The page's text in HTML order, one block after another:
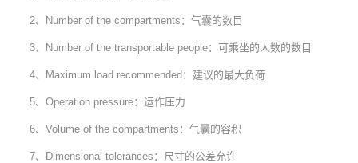
2、Number of the compartments：气囊的数目
3、Number of the transportable people：可乘坐的人数的数目
4、Maximum load recommended：建议的最大负荷
5、Operation pressure：运作压力
6、Volume of the compartments：气囊的容积
7、Dimensional tolerances：尺寸的公差允许